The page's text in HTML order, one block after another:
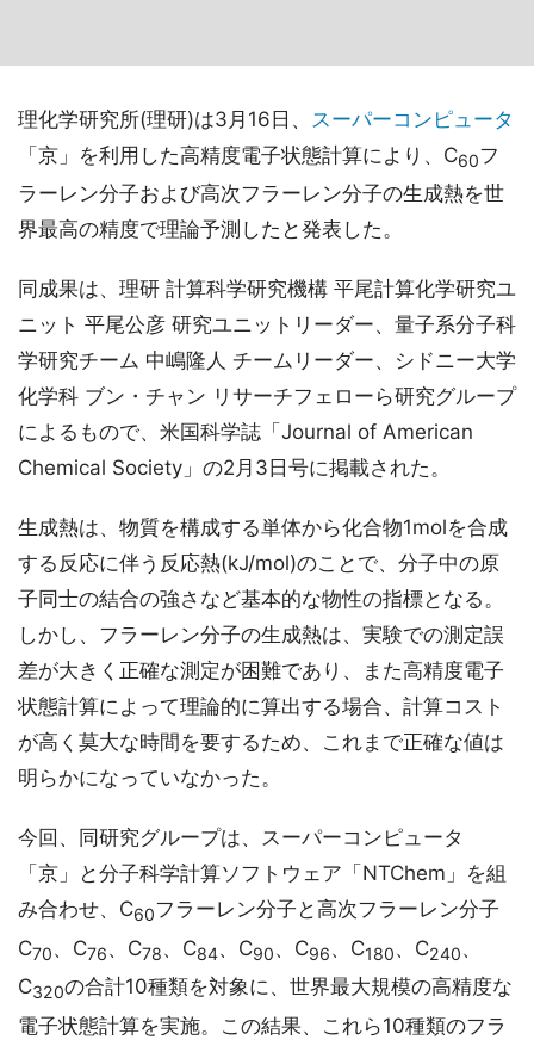
理化学研究所(理研)は3月16日、 スーパーコンピュータ
「京」を利用した高精度電子状態計算により、C60フ
ラーレン分子および高次フラーレン分子の生成熱を世
界最高の精度で理論予測したと発表した。
同成果は、理研 計算科学研究機構 平尾計算化学研究ユ
ニット 平尾公彦 研究ユニットリーダー、量子系分子科
学研究チーム 中嶋隆人 チームリーダー、シドニー大学
化学科 ブン・チャン リサーチフェローら研究グループ
によるもので、米国科学誌「Journal of American
Chemical Society」の2月3日号に掲載された。
生成熱は、物質を構成する単体から化合物1molを合成
する反応に伴う反応熱(kJ/mol)のことで、分子中の原
子同士の結合の強さなど基本的な物性の指標となる。
しかし、フラーレン分子の生成熱は、実験での測定誤
差が大きく正確な測定が困難であり、また高精度電子
状態計算によって理論的に算出する場合、計算コスト
が高く莫大な時間を要するため、これまで正確な値は
明らかになっていなかった。
今回、同研究グループは、スーパーコンピュータ
「京」と分子科学計算ソフトウェア「NTChem」を組
み合わせ、C60フラーレン分子と高次フラーレン分子
C70、C76、C78、C84、C90、C96、C180、C240、
C320の合計10種類を対象に、世界最大規模の高精度な
電子状態計算を実施。この結果、これら10種類のフラ